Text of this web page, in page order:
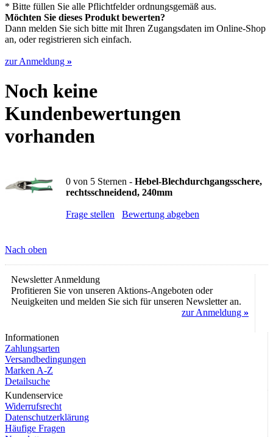
* Bitte füllen Sie alle Pflichtfelder ordnungsgemäß aus.
Möchten Sie dieses Produkt bewerten?
Dann melden Sie sich bitte mit Ihren Zugangsdaten im Online-Shop
an, oder registrieren sich einfach.
zur Anmeldung »
Noch keine
Kundenbewertungen
vorhanden
0 von 5 Sternen - Hebel-Blechdurchgangsschere,
rechtsschneidend, 240mm
Frage stellen Bewertung abgeben
Nach oben
Newsletter Anmeldung
Profitieren Sie von unseren Aktions-Angeboten oder
Neuigkeiten und melden Sie sich für unseren Newsletter an.
zur Anmeldung »
Informationen
Zahlungsarten
Versandbedingungen
Marken A-Z
Detailsuche
Kundenservice
Widerrufsrecht
Datenschutzerklärung
Häufige Fragen